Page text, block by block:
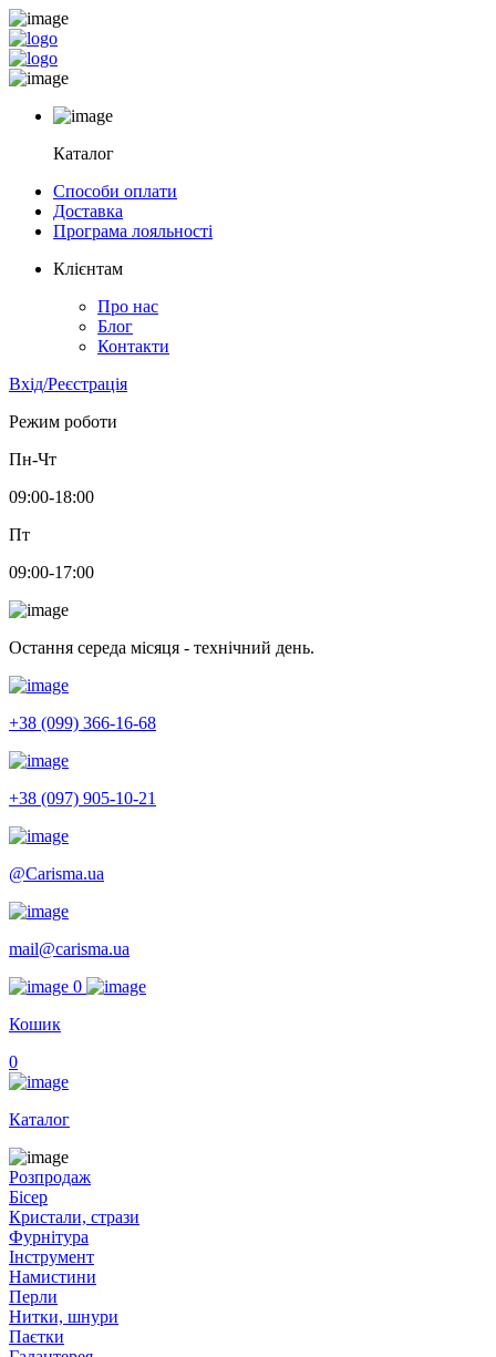
Каталог
Способи оплати
Доставка
Програма лояльності
Клієнтам
Про нас
Блог
Контакти
Вхід/Реєстрація
Режим роботи
Пн-Чт
09:00-18:00
Пт
09:00-17:00
Остання середа місяця - технічний день.
+38 (099) 366-16-68
+38 (097) 905-10-21
@Carisma.ua
mail@carisma.ua
0
Кошик
0
Каталог
Розпродаж
Бісер
Кристали, стрази
Фурнітура
Інструмент
Намистини
Перли
Нитки, шнури
Паєтки